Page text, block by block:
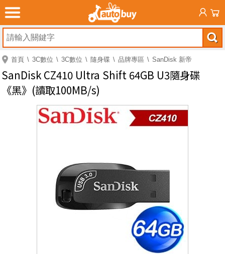
首頁 3C數位 3C數位 隨身碟 品牌專區 SanDisk 新帝
SanDisk CZ410 Ultra Shift 64GB U3隨身碟
《黑》(讀取100MB/s)